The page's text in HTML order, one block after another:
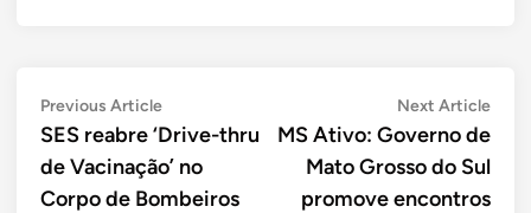
Navegação
de
Post
Previous ArticlePrevious
article:
SES reabre ‘Drive-thru
de Vacinação’ no
Corpo de Bombeiros
Next ArticleNext
MS Ativo: Governo de
Mato Grosso do Sul
promove encontros